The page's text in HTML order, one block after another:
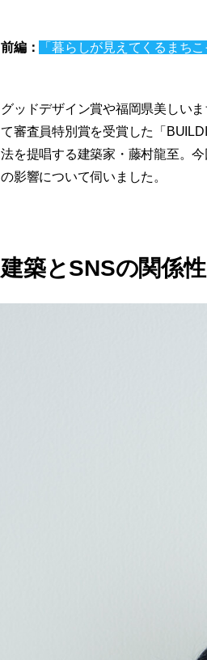
前編： 「暮らしが見えてくるまち
グッドデザイン賞や福岡県美しい
て審査員特別賞を受賞した「
法を提唱する建築家・藤村龍至。
の影響について伺いました。
建築とSNSの関係性